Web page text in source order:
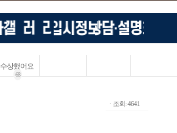
수상했어요
68
ㆍ조회: 4641